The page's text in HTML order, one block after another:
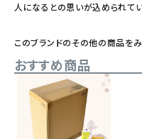
人になるとの思いが込められてい
このブランドのその他の商品をみ
おすすめ商品